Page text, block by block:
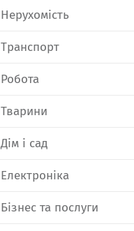
Нерухомість
Транспорт
Робота
Тварини
Дім і сад
Електроніка
Бізнес та послуги